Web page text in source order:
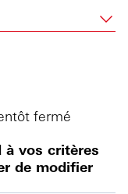
fermé
à vos critères
de modifier